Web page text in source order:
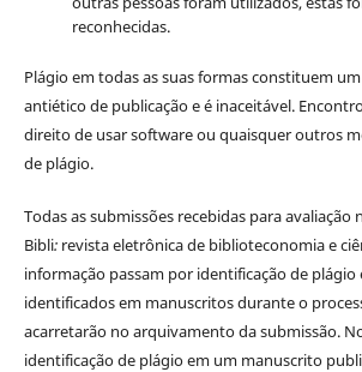
reconhecidas.
Plágio em todas as suas formas constituem
antiético de publicação e é inaceitável.
direito de usar software ou quaisquer outros
de plágio.
Todas as submissões recebidas para avaliação
Bibli: revista eletrônica de biblioteconomia e
informaçãopassam por identificação de plágio
identificados em manuscritos durante o
acarretarão no arquivamento da submissão.
identificação de plágio em um manuscrito